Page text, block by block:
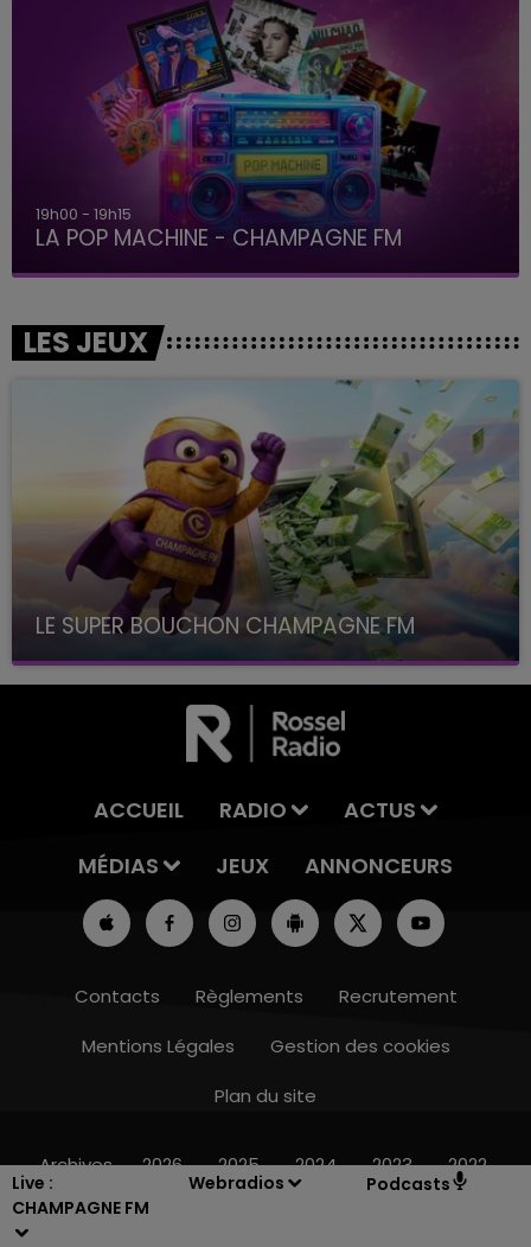
Live :
CHAMPAGNE FM
Webradios Podcasts
15h00 - 19h00
19h00 - 19h15
LA POP MACHINE - CHAMPAGNE FM
LES JEUX
LE SUPER BOUCHON CHAMPAGNE FM
avec La Famille Champagne FM, à 8H10
ACCUEIL RADIO
ACTUS
MÉDIAS
JEUX ANNONCEURS
Contacts Règlements
Recrutement
Mentions Légales
Gestion des cookies
Plan du site
Archives 2026 2025 2024 2023 2022